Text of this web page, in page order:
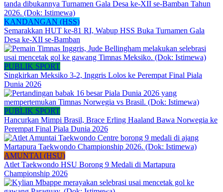
KANDANGAN (HSS)
Semarakkan HUT ke-81 RI, Wabup HSS Buka Turnamen Gala
Desa ke-XII se-Bamban
PUBLIK SPORT
Singkirkan Meksiko 3-2, Inggris Lolos ke Perempat Final Piala
Dunia 2026
PUBLIK SPORT
Hancurkan Mimpi Brasil, Brace Erling Haaland Bawa Norwegia ke
Perempat Final Piala Dunia 2026
AMUNTAI (HSU)
Atlet Taekwondo HSU Borong 9 Medali di Martapura
Championship 2026